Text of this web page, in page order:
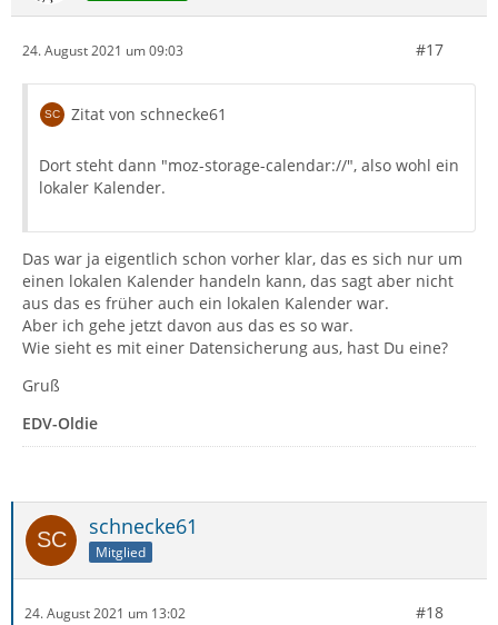
24. August 2021 um 09:03 #17
Zitat von schnecke61
Dort steht dann "moz-storage-calendar://", also wohl ein
lokaler Kalender.
Das war ja eigentlich schon vorher klar, das es sich nur um
einen lokalen Kalender handeln kann, das sagt aber nicht
aus das es früher auch ein lokalen Kalender war.
Aber ich gehe jetzt davon aus das es so war.
Wie sieht es mit einer Datensicherung aus, hast Du eine?
Gruß
EDV-Oldie
schnecke61
Mitglied
24. August 2021 um 13:02 #18